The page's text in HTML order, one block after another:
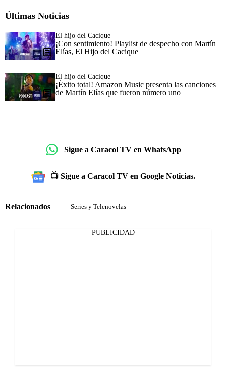
Últimas Noticias
El hijo del Cacique
¡Con sentimiento! Playlist de despecho con Martín
Elías, El Hijo del Cacique
El hijo del Cacique
¡Éxito total! Amazon Music presenta las canciones
de Martín Elías que fueron número uno
Sigue a Caracol TV en WhatsApp
📺 Sigue a Caracol TV en Google Noticias.
Relacionados Series y Telenovelas
PUBLICIDAD